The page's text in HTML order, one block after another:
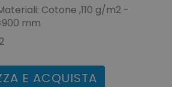
Cotone ,110 g/m2 -
mm
E ACQUISTA